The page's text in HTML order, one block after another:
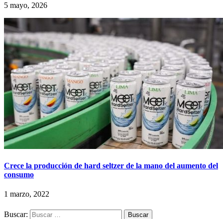
5 mayo, 2026
Crece la producción de hard seltzer de la mano del aumento del
consumo
1 marzo, 2022
Buscar: